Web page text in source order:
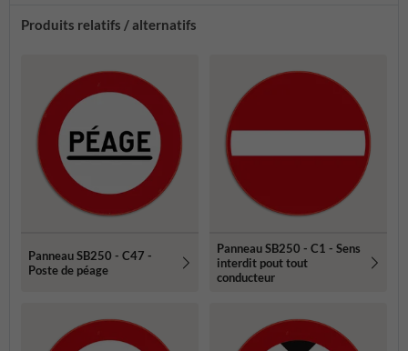
Produits relatifs / alternatifs
Panneau SB250 - C47 -
Poste de péage
Panneau SB250 - C1 - Sens
interdit pout tout
conducteur